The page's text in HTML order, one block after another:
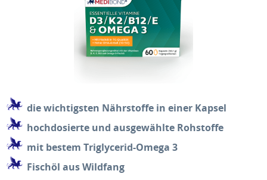
die wichtigsten Nährstoffe in einer Kapsel
hochdosierte und ausgewählte Rohstoffe
mit bestem Triglycerid-Omega 3
Fischöl aus Wildfang